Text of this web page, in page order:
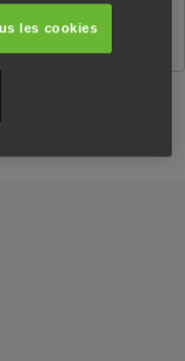
les cookies